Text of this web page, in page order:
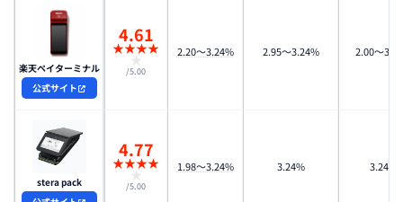
楽天ペイターミナル
公式サイト
4.61
★★★★
★
/5.00
2.20～3.24% 2.95〜3.24% 2.00〜
stera pack
4.77
★★★★
★
/5.00
1.98〜3.24% 3.24% 3.24%